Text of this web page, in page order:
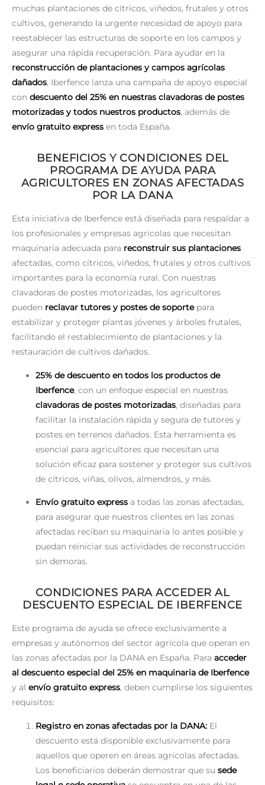
muchas plantaciones de cítricos, viñedos, frutales y otros
cultivos, generando la urgente necesidad de apoyo para
reestablecer las estructuras de soporte en los campos y
asegurar una rápida recuperación. Para ayudar en la
reconstrucción de plantaciones y campos agrícolas
dañados, Iberfence lanza una campaña de apoyo especial
con descuento del 25% en nuestras clavadoras de postes
motorizadas y todos nuestros productos, además de
envío gratuito express en toda España.
BENEFICIOS Y CONDICIONES DEL
PROGRAMA DE AYUDA PARA
AGRICULTORES EN ZONAS AFECTADAS
POR LA DANA
Esta iniciativa de Iberfence está diseñada para respaldar a
los profesionales y empresas agrícolas que necesitan
maquinaria adecuada para reconstruir sus plantaciones
afectadas, como cítricos, viñedos, frutales y otros cultivos
importantes para la economía rural. Con nuestras
clavadoras de postes motorizadas, los agricultores
pueden reclavar tutores y postes de soportepara
estabilizar y proteger plantas jóvenes y árboles frutales,
facilitando el restablecimiento de plantaciones y la
restauración de cultivos dañados.
25% de descuento en todos los productos de
Iberfence, con un enfoque especial en nuestras
clavadoras de postes motorizadas, diseñadas para
facilitar la instalación rápida y segura de tutores y
postes en terrenos dañados. Esta herramienta es
esencial para agricultores que necesitan una
solución eficaz para sostener y proteger sus cultivos
de cítricos, viñas, olivos, almendros, y más.
Envío gratuito express a todas las zonas afectadas,
para asegurar que nuestros clientes en las zonas
afectadas reciban su maquinaria lo antes posible y
puedan reiniciar sus actividades de reconstrucción
sin demoras.
CONDICIONES PARA ACCEDER AL
DESCUENTO ESPECIAL DE IBERFENCE
Este programa de ayuda se ofrece exclusivamente a
empresas y autónomos del sector agrícola que operan en
las zonas afectadas por la DANA en España. Para acceder
al descuento especial del 25% en maquinaria de Iberfence
y al envío gratuito express, deben cumplirse los siguientes
requisitos:
Registro en zonas afectadas por la DANA: El
descuento está disponible exclusivamente para
aquellos que operen en áreas agrícolas afectadas.
Los beneficiarios deberán demostrar que su sede